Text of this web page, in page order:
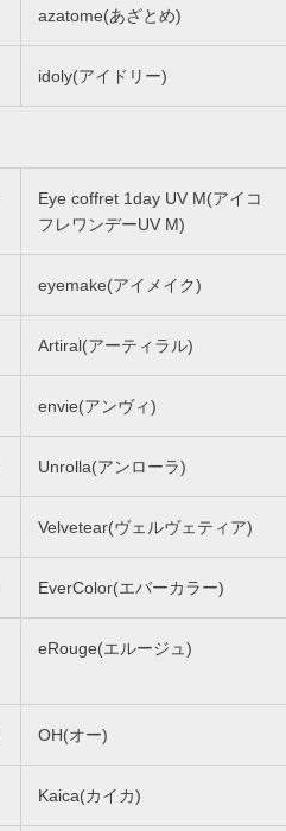
azatome(あざとめ)
idoly(アイドリー)
Eye coffret 1day UV M(アイコ
フレワンデーUV M)
eyemake(アイメイク)
Artiral(アーティラル)
envie(アンヴィ)
Unrolla(アンローラ)
Velvetear(ヴェルヴェティア)
EverColor(エバーカラー)
eRouge(エルージュ)
OH(オー)
Kaica(カイカ)